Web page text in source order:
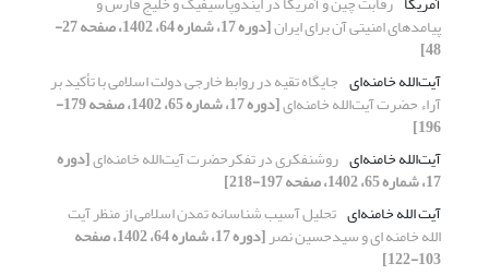
پیامدهای امنیتی آن برای ایران [دوره 17، شماره 64، 1402، صفحه 27-
48]
آیت‌الله خامنه‌ای جایگاه تقیه در روابط خارجی دولت اسلامی با تأکید بر
آراء حضرت آیت‌الله خامنه‌ای [دوره 17، شماره 65، 1402، صفحه 179-
196]
آیت‌الله خامنه‌ای روشنفکری در تفکرحضرت آیت‌الله خامنه‌ای[دوره
17، شماره 65، 1402، صفحه 197-218]
آیت الله خامنه‌ای تحلیل آسیب شناسانه تمدن اسلامی از منظر آیت
الله خامنه ای و سیدحسین نصر [دوره 17، شماره 64، 1402، صفحه
103-122]